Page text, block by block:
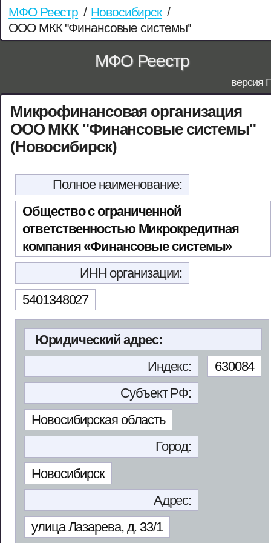
МФО Реестр / Новосибирск /
ООО МКК "Финансовые системы"
МФО Реестр
версия
Микрофинансовая организация
ООО МКК "Финансовые системы"
(Новосибирск)
Полное наименование:
Общество с ограниченной
ответственностью Микрокредитная
компания «Финансовые системы»
ИНН организации:
5401348027
Юридический адрес:
Индекс:
630084
Субъект РФ:
Новосибирская область
Город:
Новосибирск
Адрес:
улица Лазарева, д. 33/1